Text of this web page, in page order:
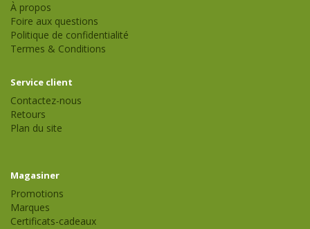
À propos
Foire aux questions
Politique de confidentialité
Termes & Conditions
Service client
Contactez-nous
Retours
Plan du site
Magasiner
Promotions
Marques
Certificats-cadeaux